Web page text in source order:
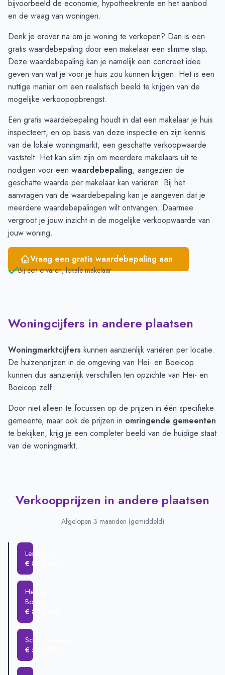
Februari
€ 720.000
April
€ 546.000
€ 692.000
Mei
€ 709.750
€ 692.000
Juni
€ 857.500 -
bijvoorbeeld de economie, hypotheekrente en het aanbod
en de vraag van woningen.
Denk je erover na om je woning te verkopen? Dan is een
gratis waardebepaling door een makelaar een slimme stap.
Deze waardebepaling kan je namelijk een concreet idee
geven van wat je voor je huis zou kunnen krijgen. Het is een
nuttige manier om een realistisch beeld te krijgen van de
mogelijke verkoopopbrengst.
Een gratis waardebepaling houdt in dat een makelaar je huis
inspecteert, en op basis van deze inspectie en zijn kennis
van de lokale woningmarkt, een geschatte verkoopwaarde
vaststelt. Het kan slim zijn om meerdere makelaars uit te
nodigen voor een waardebepaling, aangezien de
geschatte waarde per makelaar kan variëren. Bij het
aanvragen van de waardebepaling kan je aangeven dat je
meerdere waardebepalingen wilt ontvangen. Daarmee
vergroot je jouw inzicht in de mogelijke verkoopwaarde van
jouw woning.
Vraag een gratis waardebepaling aan
Bij een ervaren, lokale makelaar
Woningcijfers in andere plaatsen
Woningmarktcijfers kunnen aanzienlijk variëren per locatie.
De huizenprijzen in de omgeving van Hei- en Boeicop
kunnen dus aanzienlijk verschillen ten opzichte van Hei- en
Boeicop zelf.
Door niet alleen te focussen op de prijzen in één specifieke
gemeente, maar ook de prijzen in omringende gemeenten
te bekijken, krijg je een completer beeld van de huidige staat
van de woningmarkt.
Verkoopprijzen in andere plaatsen
Afgelopen 3 maanden (gemiddeld)
Lexmond
€ 830.000
Hei- en
Boeicop
€ 829.250
Schoonrewoerd
€ 564.722